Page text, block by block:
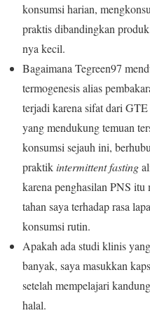
konsumsi harian,
praktis dibandingkan
nya kecil.
Bagaimana Tegreen97
termogenesis alias
terjadi karena sifat dari
yang mendukung temuan
konsumsi sejauh ini,
praktik intermittent fasting
karena penghasilan PNS
tahan saya terhadap rasa
konsumsi rutin.
Apakah ada studi klinis
banyak, saya masukkan
setelah mempelajari
halal.